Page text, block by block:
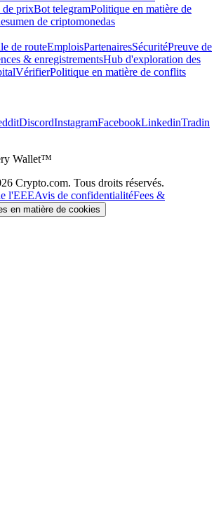
de prixBot telegramPolitique en matière de
de criptomonedas
de routeEmploisPartenairesSécuritéPreuve de
& enregistrementsHub d'exploration des
VérifierPolitique en matière de conflits
DiscordInstagramFacebookLinkedinTradin
Wallet™
Crypto.com. Tous droits réservés.
l'EEEAvis de confidentialitéFees &
en matière de cookies